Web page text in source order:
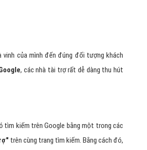
của mình đến đúng đối tượng khách
, các nhà tài trợ rất dễ dàng thu hút
tìm kiếm trên Google bằng một trong các
trên cùng trang tìm kiếm. Bằng cách đó,